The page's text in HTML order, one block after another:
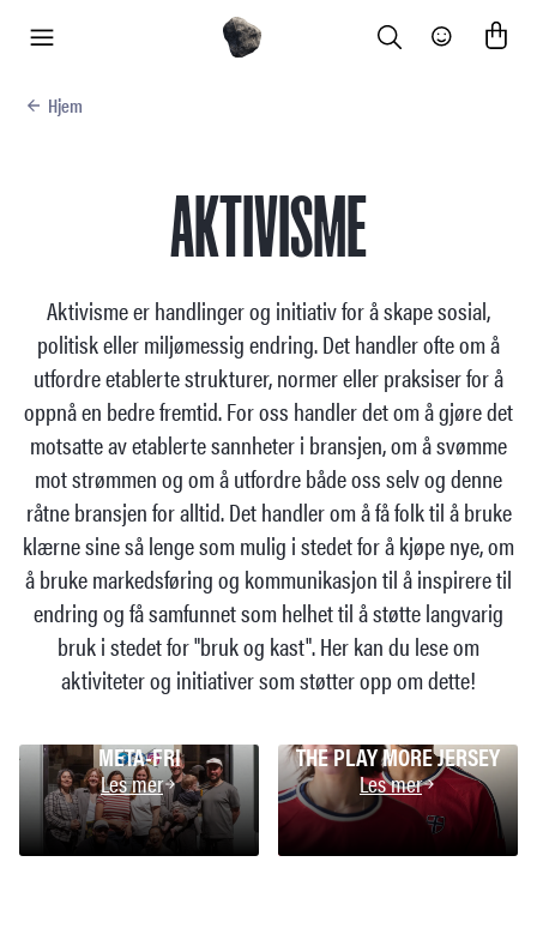
Search Community
Hjem
AKTIVISME
Aktivisme er handlinger og initiativ for å skape sosial,
politisk eller miljømessig endring. Det handler ofte om å
utfordre etablerte strukturer, normer eller praksiser for å
oppnå en bedre fremtid. For oss handler det om å gjøre det
motsatte av etablerte sannheter i bransjen, om å svømme
mot strømmen og om å utfordre både oss selv og denne
råtne bransjen for alltid. Det handler om å få folk til å bruke
klærne sine så lenge som mulig i stedet for å kjøpe nye, om
å bruke markedsføring og kommunikasjon til å inspirere til
endring og få samfunnet som helhet til å støtte langvarig
bruk i stedet for "bruk og kast". Her kan du lese om
aktiviteter og initiativer som støtter opp om dette!
META-FRI
Les mer
THE PLAY MORE JERSEY
Les mer